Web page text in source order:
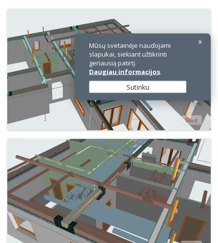
Mūsų svetainėje naudojami
slapukai, siekiant užtikrinti
geriausią patirtį.
Daugiau informacijos.
Sutinku